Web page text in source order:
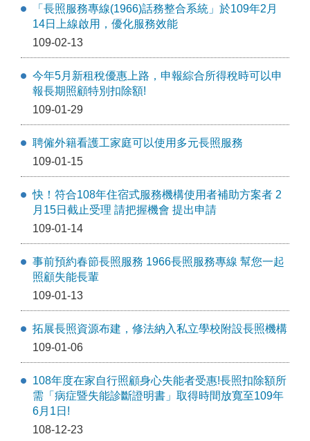
「長照服務專線(1966)話務整合系統」於109年2月
14日上線啟用，優化服務效能
109-02-13
今年5月新租稅優惠上路，申報綜合所得稅時可以申
報長期照顧特別扣除額!
109-01-29
聘僱外籍看護工家庭可以使用多元長照服務
109-01-15
快！符合108年住宿式服務機構使用者補助方案者 2
月15日截止受理 請把握機會 提出申請
109-01-14
事前預約春節長照服務 1966長照服務專線 幫您一起
照顧失能長輩
109-01-13
拓展長照資源布建，修法納入私立學校附設長照機構
109-01-06
108年度在家自行照顧身心失能者受惠!長照扣除額所
需「病症暨失能診斷證明書」取得時間放寬至109年
6月1日!
108-12-23